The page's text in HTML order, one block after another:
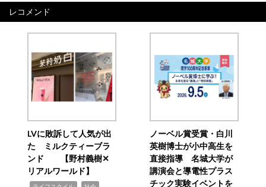
レコメンド
LVに敗訴して人気が出
た ミルクティーブラ
ンド 【野村義樹✕
リアルワールド】
ノーベル賞受賞・白川
英樹博士が小中高生を
直接指導 名城大学が
講演会と導電性プラス
チック実験イベントを